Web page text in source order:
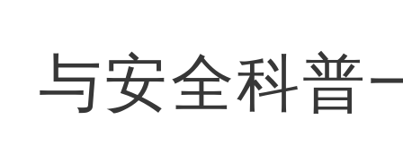
与安全科普